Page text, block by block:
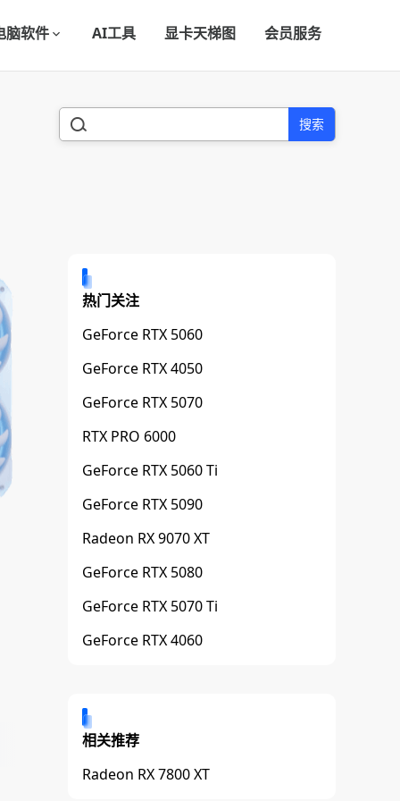
脑软件 AI工具 显卡天梯图 会员服务
搜索
热门关注
GeForce RTX 5060
GeForce RTX 4050
GeForce RTX 5070
RTX PRO 6000
GeForce RTX 5060 Ti
GeForce RTX 5090
Radeon RX 9070 XT
GeForce RTX 5080
GeForce RTX 5070 Ti
GeForce RTX 4060
相关推荐
Radeon RX 7800 XT